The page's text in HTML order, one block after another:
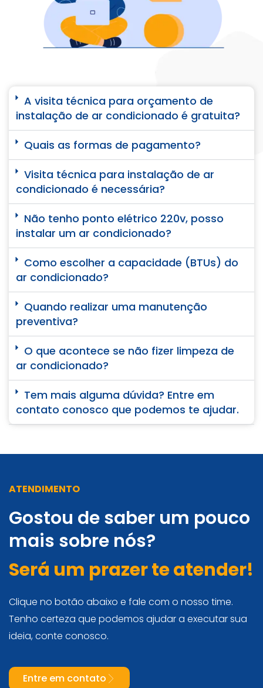
A visita técnica para orçamento de
instalação de ar condicionado é gratuita?
Quais as formas de pagamento?
Visita técnica para instalação de ar
condicionado é necessária?
Não tenho ponto elétrico 220v, posso
instalar um ar condicionado?
Como escolher a capacidade (BTUs) do
ar condicionado?
Quando realizar uma manutenção
preventiva?
O que acontece se não fizer limpeza de
ar condicionado?
Tem mais alguma dúvida? Entre em
contato conosco que podemos te ajudar.
ATENDIMENTO
Gostou de saber um pouco
mais sobre nós?
Será um prazer te atender!
Clique no botão abaixo e fale com o nosso time.
Tenho certeza que podemos ajudar a executar sua
ideia, conte conosco.
Entre em contato